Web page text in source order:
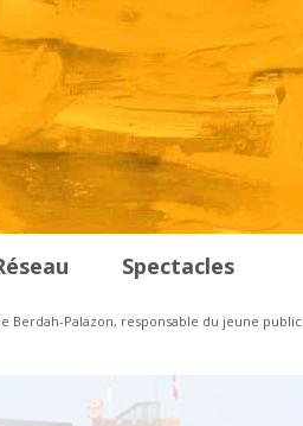
Spectacles
Berdah-Palazon, responsable du jeune public